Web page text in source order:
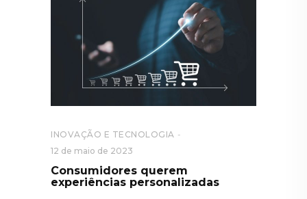
INOVAÇÃO E TECNOLOGIA
12 de maio de 2023
Consumidores querem
experiências personalizadas